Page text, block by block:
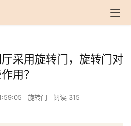
采用旋转门，旋转门对
用？
旋转门 阅读 315